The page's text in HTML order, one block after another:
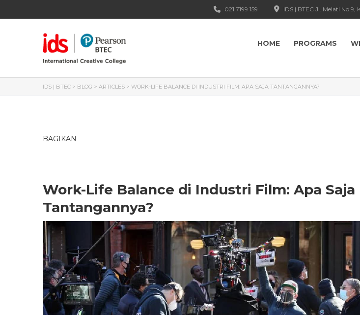
IDS | BTEC Jl. Melati
021 7199 159
HOME PROGRAMS
IDS | BTEC > BLOG > ARTICLES > WORK-LIFE BALANCE DI INDUSTRI FILM: APA SAJA TANTANGANNYA?
BAGIKAN
Work-Life Balance di Industri Film: Apa Saja
Tantangannya?